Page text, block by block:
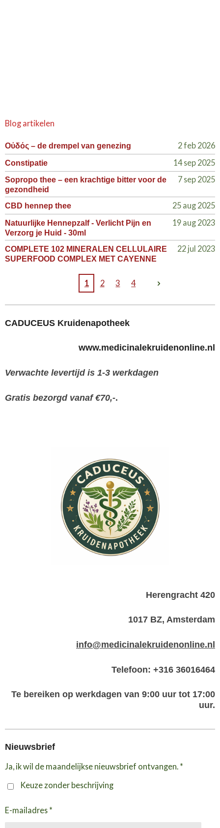
Blog artikelen
Οὐδός – de drempel van genezing 2 feb 2026
Constipatie 14 sep 2025
Sopropo thee – een krachtige bitter voor de
gezondheid
7 sep 2025
CBD hennep thee 25 aug 2025
Natuurlijke Hennepzalf - Verlicht Pijn en
Verzorg je Huid - 30ml
19 aug 2023
COMPLETE 102 MINERALEN CELLULAIRE
SUPERFOOD COMPLEX MET CAYENNE
22 jul 2023
1 2 3 4
CADUCEUS Kruidenapotheek
www.medicinalekruidenonline.nl
Verwachte levertijd is 1-3 werkdagen
Gratis bezorgd vanaf €70,-.
Herengracht 420
1017 BZ, Amsterdam
info@medicinalekruidenonline.nl
Telefoon: +316 36016464
Te bereiken op werkdagen van 9:00 uur tot 17:00
uur.
Nieuwsbrief
Ja, ik wil de maandelijkse nieuwsbrief ontvangen. *
Keuze zonder beschrijving
E-mailadres *